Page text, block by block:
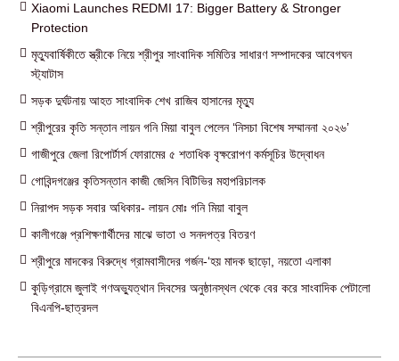
Xiaomi Launches REDMI 17: Bigger Battery & Stronger
Protection
মৃত্যুবার্ষিকীতে স্ত্রীকে নিয়ে শ্রীপুর সাংবাদিক সমিতির সাধারণ সম্পাদকের আবেগঘন
স্ট্যাটাস
সড়ক দুর্ঘটনায় আহত সাংবাদিক শেখ রাজিব হাসানের মৃত্যু
শ্রীপুরের কৃতি সন্তান লায়ন গনি মিয়া বাবুল পেলেন ‘নিসচা বিশেষ সম্মাননা ২০২৬’
গাজীপুরে জেলা রিপোর্টার্স ফোরামের ৫ শতাধিক বৃক্ষরোপণ কর্মসূচির উদ্বোধন
গোবিন্দগঞ্জের কৃতিসন্তান কাজী জেসিন বিটিভির মহাপরিচালক
নিরাপদ সড়ক সবার অধিকার- লায়ন মোঃ গনি মিয়া বাবুল
কালীগঞ্জে প্রশিক্ষণার্থীদের মাঝে ভাতা ও সনদপত্র বিতরণ
শ্রীপুরে মাদকের বিরুদ্ধে গ্রামবাসীদের গর্জন-‘হয় মাদক ছাড়ো, নয়তো এলাকা
কুড়িগ্রামে জুলাই গণঅভ্যুত্থান দিবসের অনুষ্ঠানস্থল থেকে বের করে সাংবাদিক পেটালো
বিএনপি-ছাত্রদল